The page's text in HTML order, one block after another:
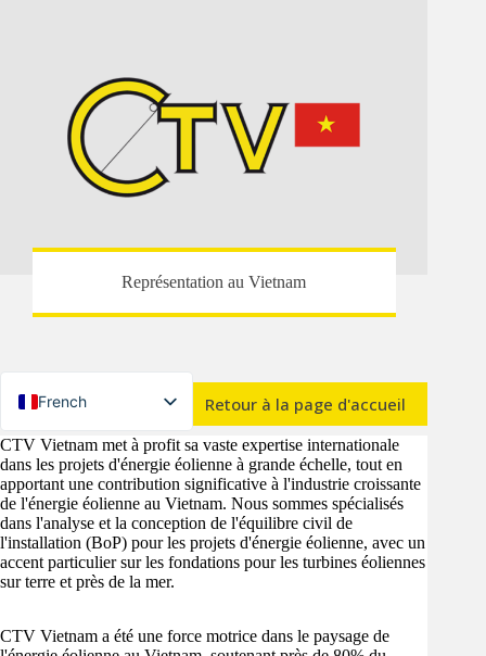
Représentation au Vietnam
French
English
German
Polish
Spanish
Portuguese (Brazil)
Vietnamese
Retour à la page d'accueil
CTV Vietnam met à profit sa vaste expertise internationale
dans les projets d'énergie éolienne à grande échelle, tout en
apportant une contribution significative à l'industrie croissante
de l'énergie éolienne au Vietnam. Nous sommes spécialisés
dans l'analyse et la conception de l'équilibre civil de
l'installation (BoP) pour les projets d'énergie éolienne, avec un
accent particulier sur les fondations pour les turbines éoliennes
sur terre et près de la mer.
CTV Vietnam a été une force motrice dans le paysage de